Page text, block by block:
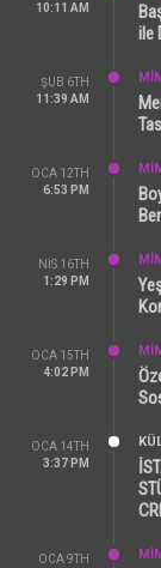
10:11 AM
ile
ŞUB 6TH
11:39 AM
OCA 12TH
6:53 PM
NIS 16TH
1:29 PM
OCA 15TH
4:02 PM
OCA 14TH
3:37 PM
OCA 9TH